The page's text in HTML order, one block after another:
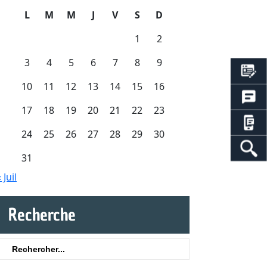
L M M J V S
D
1
2
3
4 5 6 7 8
9
10
11 12 13 14 15
16
17
18 19 20 21 22
23
24
25 26 27 28 29
30
31
Juil
Recherche